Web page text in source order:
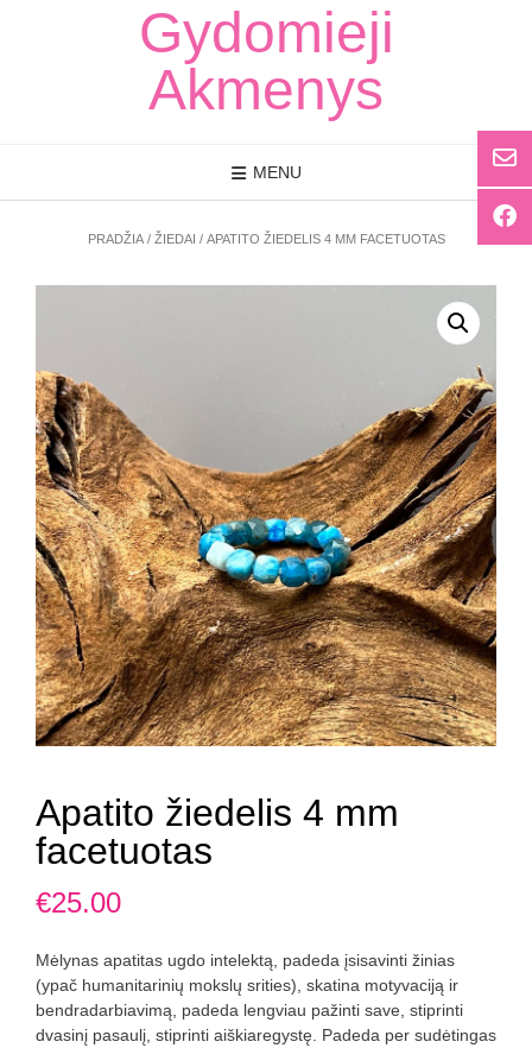
Gydomieji
Akmenys
MENU
PRADŽIA/ ŽIEDAI / APATITO ŽIEDELIS 4 MM FACETUOTAS
Apatito žiedelis 4 mm
facetuotas
€25.00
Mėlynas apatitas ugdo intelektą, padeda įsisavinti žinias
(ypač humanitarinių mokslų srities), skatina motyvaciją ir
bendradarbiavimą, padeda lengviau pažinti save, stiprinti
dvasinį pasaulį, stiprinti aiškiaregystę. Padeda per sudėtingas